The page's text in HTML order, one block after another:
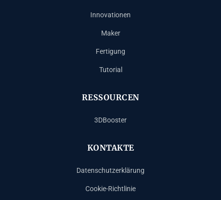
Innovationen
Maker
Fertigung
Tutorial
RESSOURCEN
3DBooster
KONTAKTE
Datenschutzerklärung
Cookie-Richtlinie